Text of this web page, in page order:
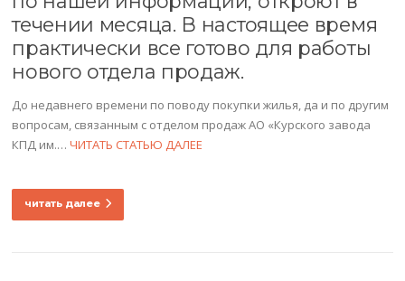
течении месяца. В настоящее время
практически все готово для работы
нового отдела продаж.
До недавнего времени по поводу покупки жилья, да и по другим
вопросам, связанным с отделом продаж АО «Курского завода
КПД им.…ЧИТАТЬ СТАТЬЮ ДАЛЕЕ
читать далее